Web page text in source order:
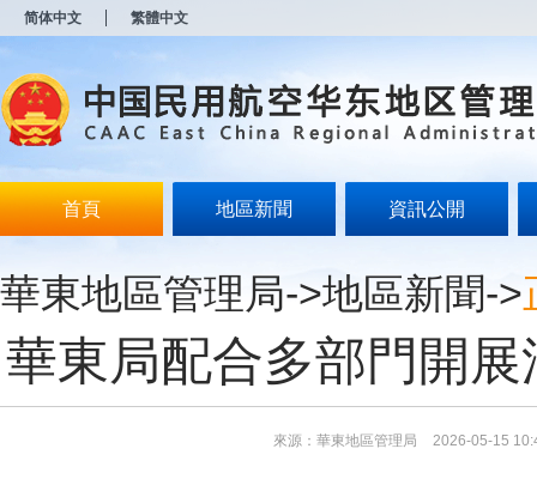
简体中文 繁體中文
首頁 地區新聞 資訊公開
華東地區管理局->地區新聞->
華東局配合多部門開
來源：華東地區管理局 2026-05-15
开
无
障
说
明
Alt
加
浪
键